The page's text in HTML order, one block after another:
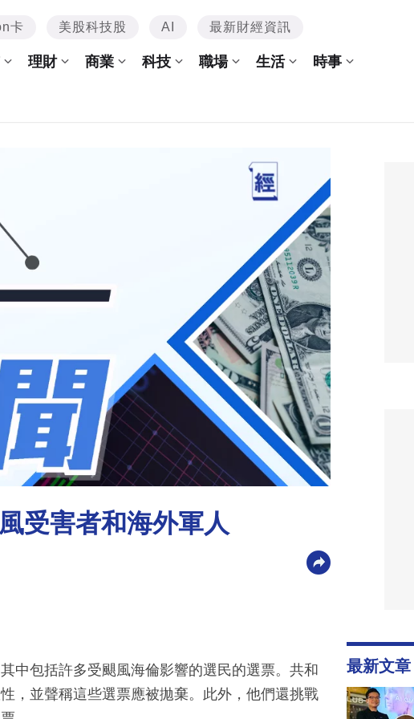
卡 美股科技股 AI 最新財經資訊
理財 商業 科技 職場 生活 時事
受害者和海外軍人
中包括許多受颶風海倫影響的選民的選票。共和
，並聲稱這些選票應被拋棄。此外，他們還挑戰
最新文章